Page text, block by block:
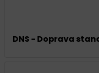
DNS - Doprava